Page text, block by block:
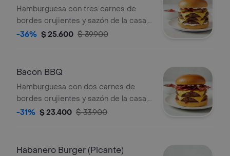
Hamburguesa con tres carnes de
bordes crujientes y sazón de la casa,
queso americano, cebolla asada,
tostado.
-36% $ 25.600 $ 39.900
Bacon BBQ
Hamburguesa con dos carnes de
bordes crujientes y sazón de la casa,
queso americano, Salsa BBQ, cebolla
-31% $ 23.400 $ 33.900
Habanero Burger (Picante)